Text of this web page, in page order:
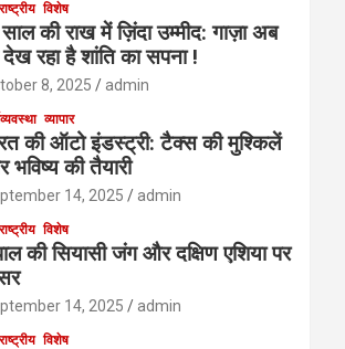
विशेष
साल की राख में ज़िंदा उम्मीद: गाज़ा अब
देख रहा है शांति का सपना !
8, 2025 admin
व्यापार
की ऑटो इंडस्ट्री: टैक्स की मुश्किलें
भविष्य की तैयारी
14, 2025 admin
विशेष
की सियासी जंग और दक्षिण एशिया पर
14, 2025 admin
विशेष